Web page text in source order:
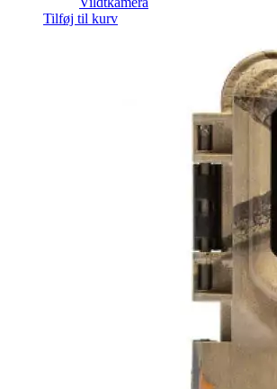
Tilføj til kurv